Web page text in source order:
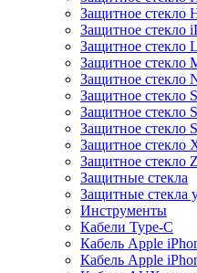
Защитное стекло
Защитное стекло
Защитное стекло
Защитное стекло
Защитное стекло
Защитное стекло
Защитное стекло
Защитное стекло
Защитное стекло
Защитное стекло
Защитные стекла
Защитные стекла
Инструменты
Кабели Type-C
Кабель Apple
Кабель Apple